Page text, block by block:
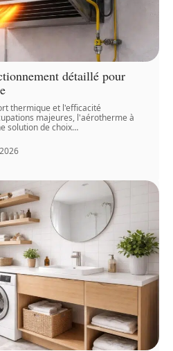
détaillé pour
thermique et l'efficacité
majeures, l'aérotherme à
solution de choix…